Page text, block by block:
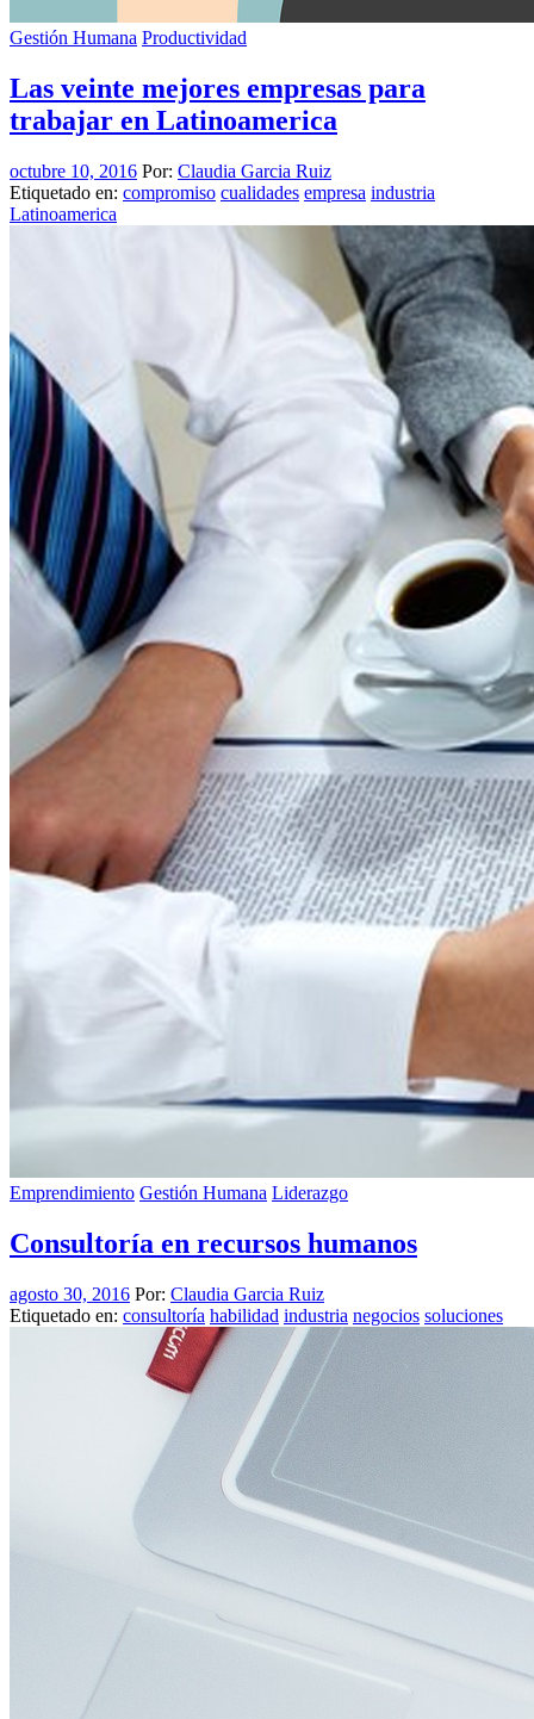
Gestión Humana Productividad
Las veinte mejores empresas para
trabajar en Latinoamerica
octubre 10, 2016 Por: Claudia Garcia Ruiz
Etiquetado en: compromiso cualidades empresa industria
Latinoamerica
Emprendimiento Gestión Humana Liderazgo
Consultoría en recursos humanos
agosto 30, 2016 Por: Claudia Garcia Ruiz
Etiquetado en: consultoría habilidad industria negocios soluciones